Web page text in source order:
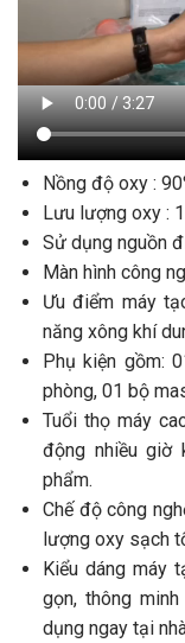
Nồng độ oxy :
Lưu lượng oxy :
Sử dụng nguồn
Màn hình công
Ưu điểm máy
năng xông khí
Phụ kiện gồm:
phòng, 01 bộ
Tuổi thọ máy
động nhiều giờ
phẩm.
Chế độ công
lượng oxy sạch
Kiểu dáng máy
gọn, thông
dụng ngay tại